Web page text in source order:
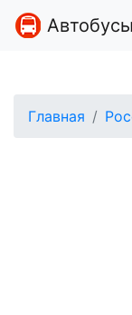
Главная